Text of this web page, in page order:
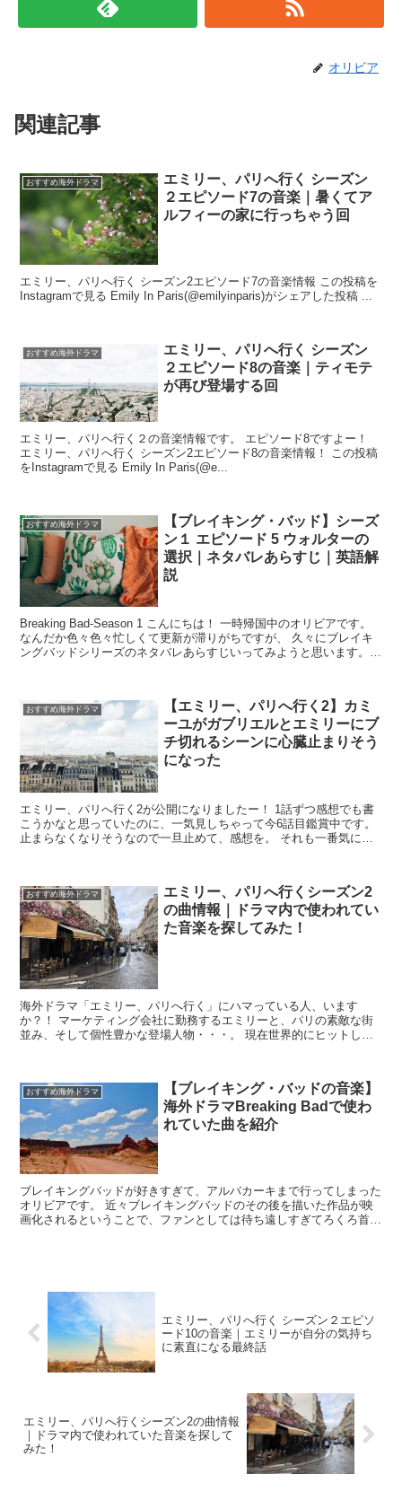
オリビア
関連記事
おすすめ海外ドラマ
エミリー、パリへ行く シーズン
２エピソード7の音楽｜暑くてア
ルフィーの家に行っちゃう回
エミリー、パリへ行く シーズン2エピソード7の音楽情報 この投稿を
Instagramで見る Emily In Paris(@emilyinparis)がシェアした投稿 ...
おすすめ海外ドラマ
エミリー、パリへ行く シーズン
２エピソード8の音楽｜ティモテ
が再び登場する回
エミリー、パリへ行く２の音楽情報です。 エピソード8ですよー！
エミリー、パリへ行く シーズン2エピソード8の音楽情報！ この投稿
をInstagramで見る Emily In Paris(@e...
おすすめ海外ドラマ
【ブレイキング・バッド】シーズ
ン１ エピソード 5 ウォルターの
選択｜ネタバレあらすじ｜英語解
説
Breaking Bad-Season 1 こんにちは！ 一時帰国中のオリビアです。
なんだか色々色々忙しくて更新が滞りがちですが、 久々にブレイキ
ングバッドシリーズのネタバレあらすじいってみようと思います。よ
おすすめ海外ドラマ
【エミリー、パリへ行く2】カミ
ーユがガブリエルとエミリーにブ
チ切れるシーンに心臓止まりそう
になった
エミリー、パリへ行く2が公開になりましたー！ 1話ずつ感想でも書
こうかなと思っていたのに、一気見しちゃって今6話目鑑賞中です。
止まらなくなりそうなので一旦止めて、感想を。 それも一番気にな
おすすめ海外ドラマ
エミリー、パリへ行くシーズン2
の曲情報｜ドラマ内で使われてい
た音楽を探してみた！
海外ドラマ「エミリー、パリへ行く」にハマっている人、います
か？！ マーケティング会社に勤務するエミリーと、パリの素敵な街
並み、そして個性豊かな登場人物・・・。 現在世界的にヒットして
おすすめ海外ドラマ
【ブレイキング・バッドの音楽】
海外ドラマBreaking Badで使わ
れていた曲を紹介
ブレイキングバッドが好きすぎて、アルバカーキまで行ってしまった
オリビアです。 近々ブレイキングバッドのその後を描いた作品が映
画化されるということで、ファンとしては待ち遠しすぎてろくろ首並
エミリー、パリへ行く シーズン２エピソ
ード10の音楽｜エミリーが自分の気持ち
に素直になる最終話
エミリー、パリへ行くシーズン2の曲情報
｜ドラマ内で使われていた音楽を探して
みた！